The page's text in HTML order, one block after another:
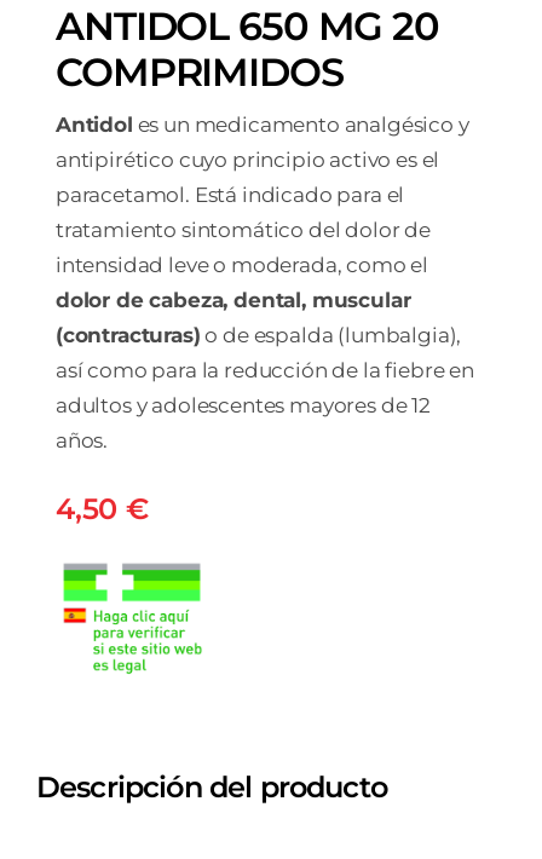
ANTIDOL 650 MG 20
COMPRIMIDOS
Antidol es un medicamento analgésico y
antipirético cuyo principio activo es el
paracetamol. Está indicado para el
tratamiento sintomático del dolor de
intensidad leve o moderada, como el
dolor de cabeza, dental, muscular
(contracturas) o de espalda (lumbalgia),
así como para la reducción de la fiebre en
adultos y adolescentes mayores de 12
años.
4,50 €
Descripción del producto